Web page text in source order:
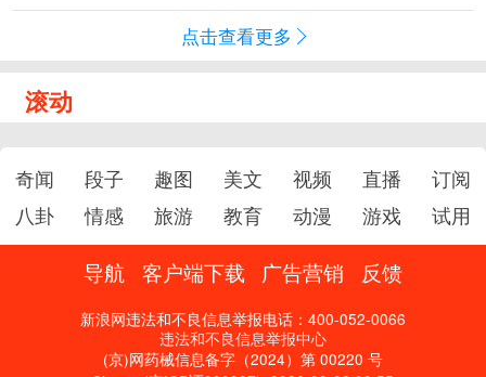
点击查看更多
滚动
奇闻 段子 趣图 美文 视频 直播
订阅
八卦
情感 旅游 教育 动漫 游戏 试用
导航 客户端下载 广告营销 反馈
新浪网违法和不良信息举报电话：400-052-0066
违法和不良信息举报中心
(京)网药械信息备字（2024）第 00220 号